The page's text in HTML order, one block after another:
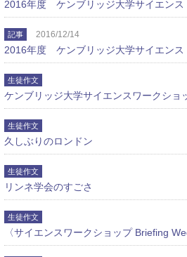
2016年度 ケンブリッジ大学サイエン
記事 2016/12/14
2016年度 ケンブリッジ大学サイエン
生徒作文
ケンブリッジ大学サイエンスワークショ
生徒作文
久しぶりのロンドン
生徒作文
リンネ学会のすごさ
生徒作文
〈サイエンスワークショップ Briefing